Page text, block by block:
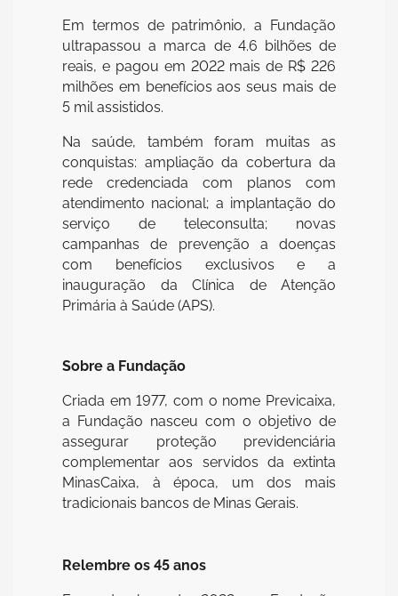
Em termos de patrimônio, a Fundação
ultrapassou a marca de 4.6 bilhões de
reais, e pagou em 2022 mais de R$ 226
milhões em benefícios aos seus mais de
5 mil assistidos.
Na saúde, também foram muitas as
conquistas: ampliação da cobertura da
rede credenciada com planos com
atendimento nacional; a implantação do
serviço de teleconsulta; novas
campanhas de prevenção a doenças
com benefícios exclusivos e a
inauguração da Clínica de Atenção
Primária à Saúde (APS).
Sobre a Fundação
Criada em 1977, com o nome Previcaixa,
a Fundação nasceu com o objetivo de
assegurar proteção previdenciária
complementar aos servidos da extinta
MinasCaixa, à época, um dos mais
tradicionais bancos de Minas Gerais.
Relembre os 45 anos